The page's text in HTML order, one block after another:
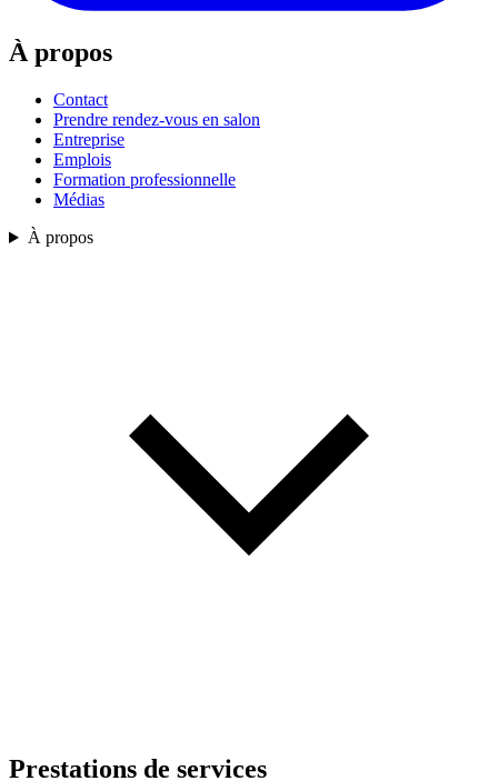
À propos
Contact
Prendre rendez-vous en salon
Entreprise
Emplois
Formation professionnelle
Médias
À propos
Prestations de services